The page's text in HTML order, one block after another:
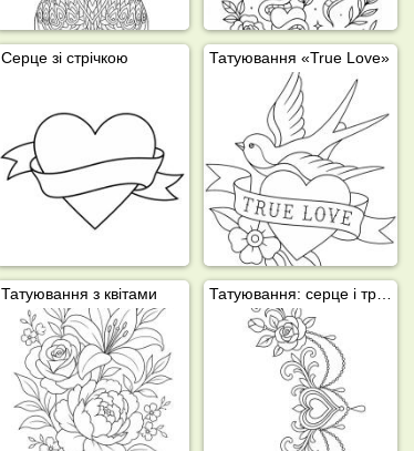
Серце зі стрічкою Татуювання «True Love»
Татуювання з квітами Татуювання: серце і троянди